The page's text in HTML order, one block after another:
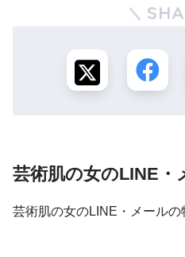
芸術肌の女のLINE・
芸術肌の女のLINE・メールの